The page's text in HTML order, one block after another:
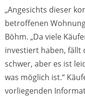
„Angesichts dieser
betroffenen
Böhm. „Da viele
investiert haben, fällt
schwer, aber es ist
was möglich ist.“
vorliegenden